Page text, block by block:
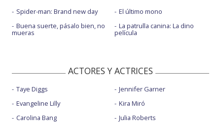
Spider-man: Brand new day
Buena suerte, pásalo bien, no
mueras
El último mono
La patrulla canina: La dino
película
ACTORES Y ACTRICES
Taye Diggs
Evangeline Lilly
Carolina Bang
Jennifer Garner
Kira Miró
Julia Roberts